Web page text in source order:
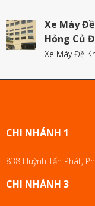
Xe Máy
Hỏng Củ
Xe Máy Đề
CHI NHÁNH 1
838 Huỳnh Tấn Phát,
CHI NHÁNH 3